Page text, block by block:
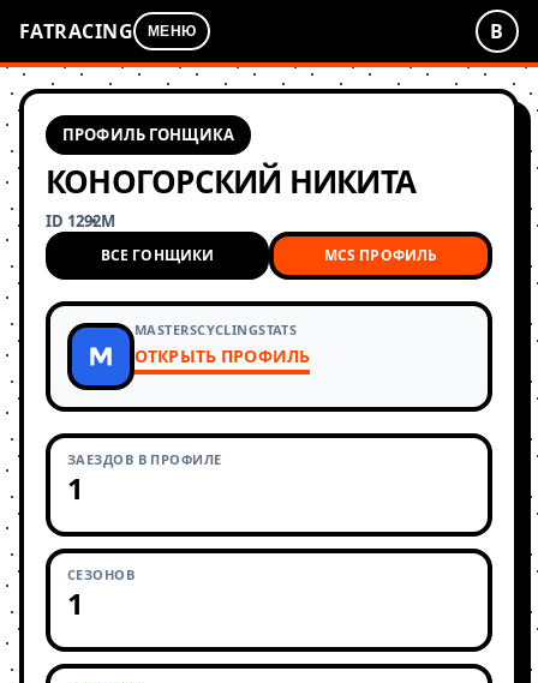
FATRACING МЕНЮ В
ПРОФИЛЬ ГОНЩИКА
КОНОГОРСКИЙ НИКИТА
ID 1292М
ВСЕ ГОНЩИКИ MCS ПРОФИЛЬ
MASTERSCYCLINGSTATS
ОТКРЫТЬ ПРОФИЛЬ
ЗАЕЗДОВ В ПРОФИЛЕ
1
СЕЗОНОВ
1